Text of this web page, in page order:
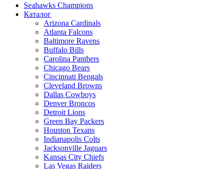
Seahawks Champions
Каталог
Arizona Cardinals
Atlanta Falcons
Baltimore Ravens
Buffalo Bills
Carolina Panthers
Chicago Bears
Cincinnati Bengals
Cleveland Browns
Dallas Cowboys
Denver Broncos
Detroit Lions
Green Bay Packers
Houston Texans
Indianapolis Colts
Jacksonville Jaguars
Kansas City Chiefs
Las Vegas Raiders